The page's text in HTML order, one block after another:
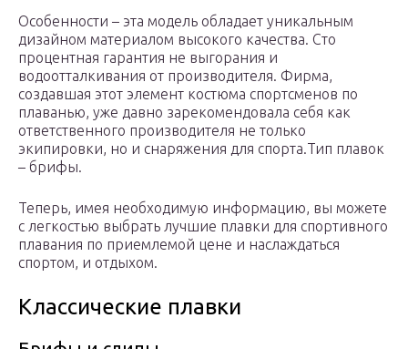
Особенности – эта модель обладает уникальным
дизайном материалом высокого качества. Сто
процентная гарантия не выгорания и
водоотталкивания от производителя. Фирма,
создавшая этот элемент костюма спортсменов по
плаванью, уже давно зарекомендовала себя как
ответственного производителя не только
экипировки, но и снаряжения для спорта.Тип плавок
– брифы.
Теперь, имея необходимую информацию, вы можете
с легкостью выбрать лучшие плавки для спортивного
плавания по приемлемой цене и наслаждаться
спортом, и отдыхом.
Классические плавки